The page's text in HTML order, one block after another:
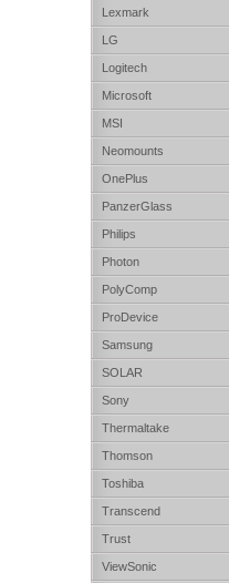
Lexmark
LG
Logitech
Microsoft
MSI
Neomounts
OnePlus
PanzerGlass
Philips
Photon
PolyComp
ProDevice
Samsung
SOLAR
Sony
Thermaltake
Thomson
Toshiba
Transcend
Trust
ViewSonic